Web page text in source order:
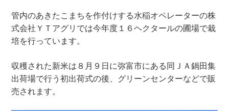
管内のあきたこまちを作付けする水稲オペレーターの株
式会社ＹＴアグリでは今年度１６ヘクタールの圃場で栽
培を行っています。
収穫された新米は８月９日に弥富市にある同ＪＡ鍋田集
出荷場で行う初出荷式の後、グリーンセンターなどで販
売されます。